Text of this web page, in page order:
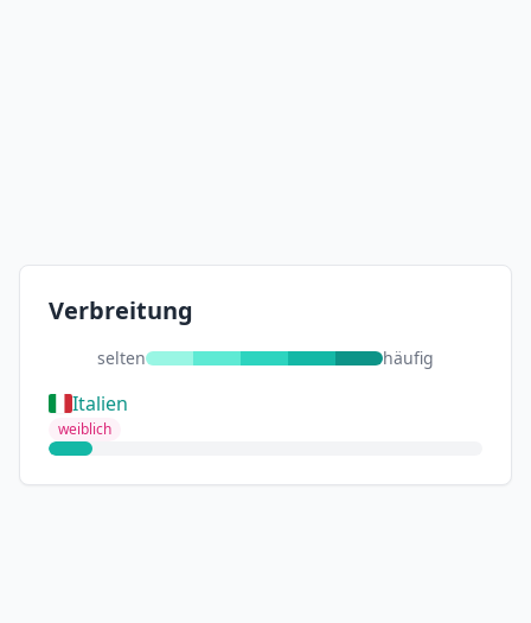
Verbreitung
selten häufig
Italien
weiblich